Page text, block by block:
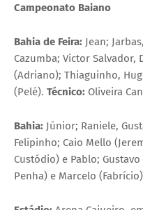
Campeonato Baiano
Bahia de Feira: Jean;
Cazumba; Victor Salvador,
(Adriano); Thiaguinho,
(Pelé). Técnico: Oliveira
Bahia: Júnior; Raniele,
Felipinho; Caio Mello
Custódio) e Pablo;
Penha) e Marcelo